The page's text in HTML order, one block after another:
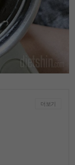
더보기